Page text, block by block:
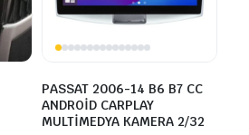
PASSAT 2006-14 B6 B7 CC
ANDROİD CARPLAY
MULTİMEDYA KAMERA 2/32